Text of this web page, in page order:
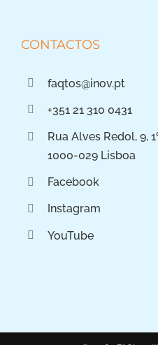
CONTACTOS
faqtos@inov.pt
+351 21 310 0431
Rua Alves Redol, 9,
1000-029 Lisboa
Facebook
Instagram
YouTube